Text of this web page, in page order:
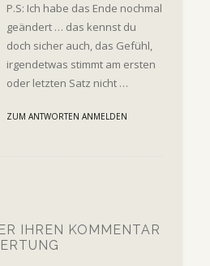
P.S: Ich habe das Ende nochmal
geändert … das kennst du
doch sicher auch, das Gefühl,
irgendetwas stimmt am ersten
oder letzten Satz nicht …
ZUM ANTWORTEN ANMELDEN
IHREN KOMMENTAR